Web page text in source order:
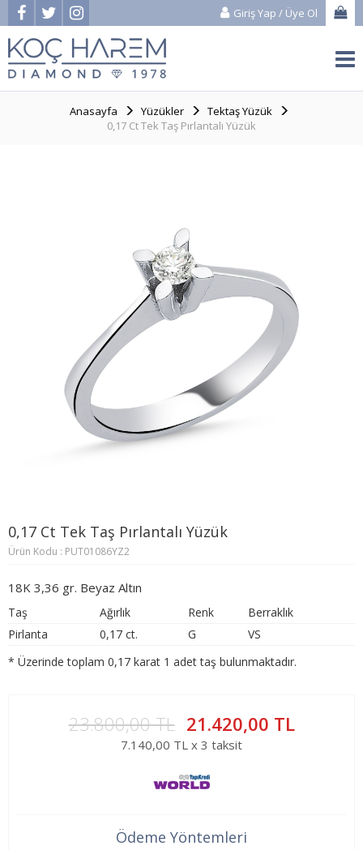
Giriş Yap / Üye Ol
Anasayfa Yüzükler
Tektaş Yüzük
0,17 Ct Tek Taş Pırlantalı Yüzük
0,17 Ct Tek Taş Pırlantalı Yüzük
Ürün Kodu : PUT01086YZ2
18K 3,36 gr. Beyaz Altın
Taş Ağırlık Renk
Berraklık
Pirlanta
0,17 ct. G
VS
* Üzerinde toplam 0,17 karat 1 adet taş bulunmaktadır.
23.800,00 TL 21.420,00 TL
7.140,00 TL x 3 taksit
Ödeme Yöntemleri